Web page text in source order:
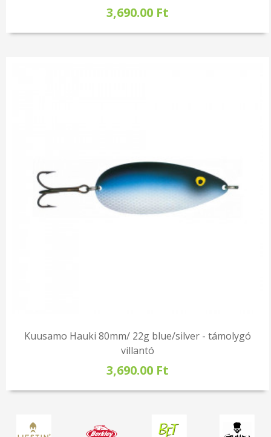
3,690.00 Ft
Kuusamo Hauki 80mm/ 22g blue/silver - támolygó
villantó
3,690.00 Ft